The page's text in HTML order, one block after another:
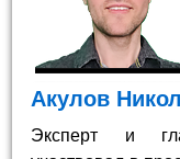
Акулов
Эксперт и